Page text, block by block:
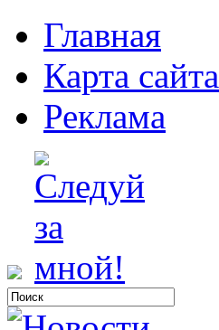
Главная
Карта сайта
Реклама